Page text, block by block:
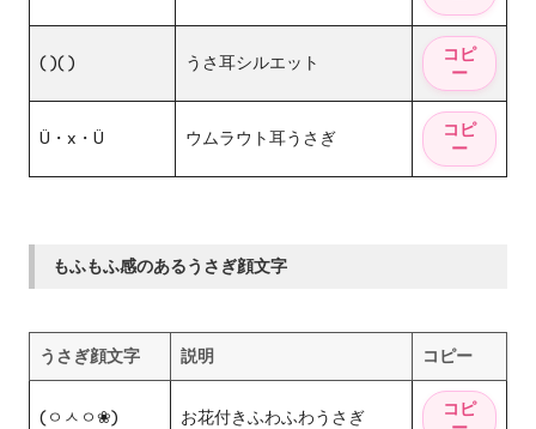
( )( ) うさ耳シルエット
Ü・x・Ü ウムラウト耳うさぎ
もふもふ感のあるうさぎ顔文字
うさぎ顔文字 説明 コピー
(ㅇㅅㅇ❀) お花付きふわふわうさぎ